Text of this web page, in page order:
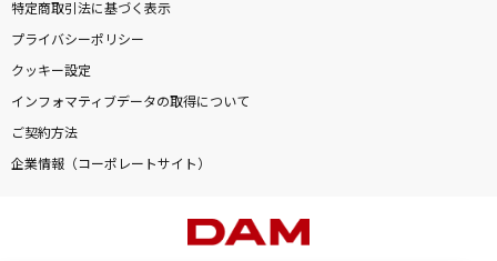
特定商取引法に基づく表示
プライバシーポリシー
クッキー設定
インフォマティブデータの取得について
ご契約方法
企業情報（コーポレートサイト）